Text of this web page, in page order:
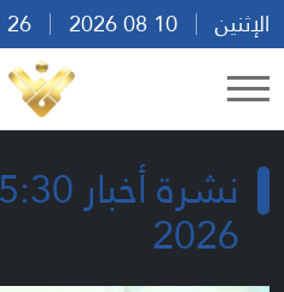
الإثنين
2026